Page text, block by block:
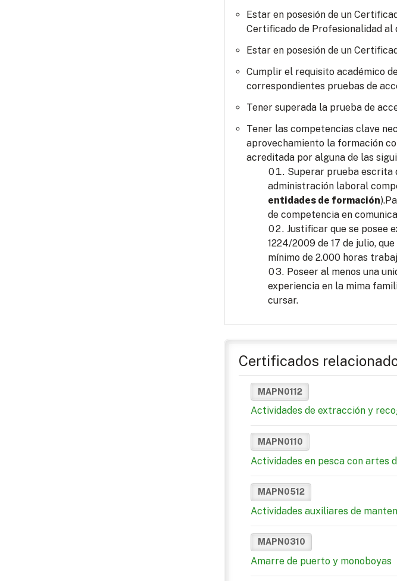
Estar en posesión de un
Certificado de Profesionalidad al
Estar en posesión de un
Cumplir el requisito académico
correspondientes pruebas de
Tener superada la prueba de
Tener las competencias clave
aprovechamiento la formación
acreditada por alguna de las
Superar prueba escrita
administración laboral
entidades de formación
de competencia en
Justificar que se posee
1224/2009 de 17 de julio,
mínimo de 2.000 horas
Poseer al menos una
experiencia en la mima
cursar.
Certificados
MAPN0112
Actividades de extracción y
MAPN0110
Actividades en pesca con artes
MAPN0512
Actividades auxiliares de
MAPN0310
Amarre de puerto y monoboyas